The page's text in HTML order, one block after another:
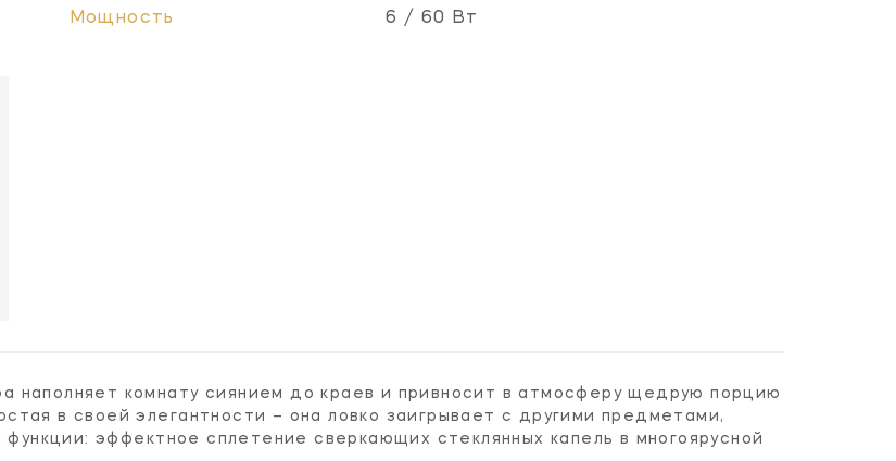
Мощность 6 / 60 Вт
наполняет комнату сиянием до краев и привносит в атмосферу щедрую порцию
в своей элегантности – она ловко заигрывает с другими предметами,
эффектное сплетение сверкающих стеклянных капель в многоярусной